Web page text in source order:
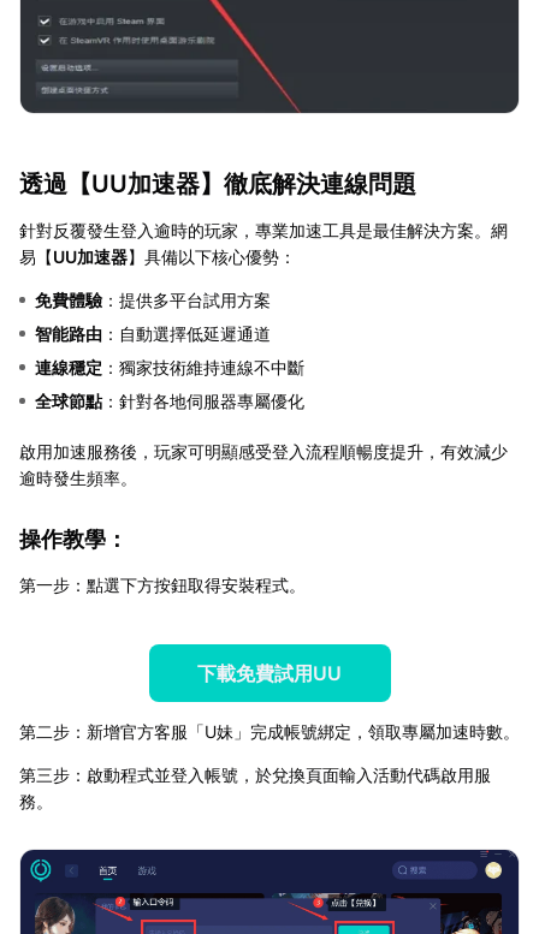
透過【UU加速器】徹底解決連線問題
針對反覆發生登入逾時的玩家，專業加速工具是最佳解決方案。網
易【UU加速器】具備以下核心優勢：
免費體驗 ：提供多平台試用方案
智能路由 ：自動選擇低延遲通道
連線穩定 ：獨家技術維持連線不中斷
全球節點：針對各地伺服器專屬優化
啟用加速服務後，玩家可明顯感受登入流程順暢度提升，有效減少
逾時發生頻率。
操作教學：
第一步：點選下方按鈕取得安裝程式。
下載免費試用UU
第二步：新增官方客服「U妹」完成帳號綁定，領取專屬加速時數。
第三步：啟動程式並登入帳號，於兌換頁面輸入活動代碼啟用服
務。